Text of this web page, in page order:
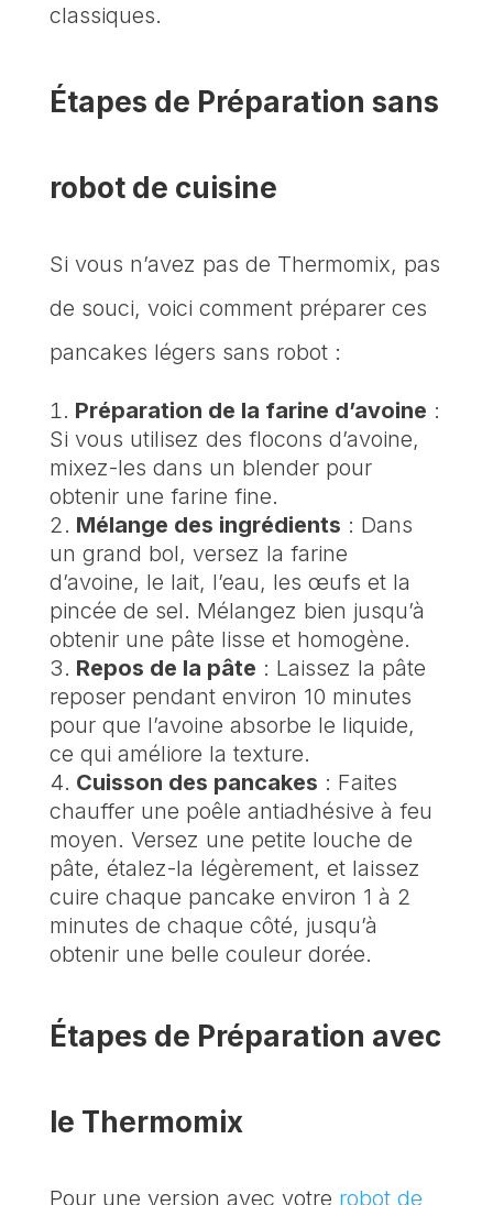
classiques.
Étapes de Préparation sans
robot de cuisine
Si vous n’avez pas de Thermomix, pas
de souci, voici comment préparer ces
pancakes légers sans robot :
Préparation de la farine d’avoine :
Si vous utilisez des flocons d’avoine,
mixez-les dans un blender pour
obtenir une farine fine.
Mélange des ingrédients : Dans
un grand bol, versez la farine
d’avoine, le lait, l’eau, les œufs et la
pincée de sel. Mélangez bien jusqu’à
obtenir une pâte lisse et homogène.
Repos de la pâte : Laissez la pâte
reposer pendant environ 10 minutes
pour que l’avoine absorbe le liquide,
ce qui améliore la texture.
Cuisson des pancakes : Faites
chauffer une poêle antiadhésive à feu
moyen. Versez une petite louche de
pâte, étalez-la légèrement, et laissez
cuire chaque pancake environ 1 à 2
minutes de chaque côté, jusqu’à
obtenir une belle couleur dorée.
Étapes de Préparation avec
le Thermomix
Pour une version avec votre robot de